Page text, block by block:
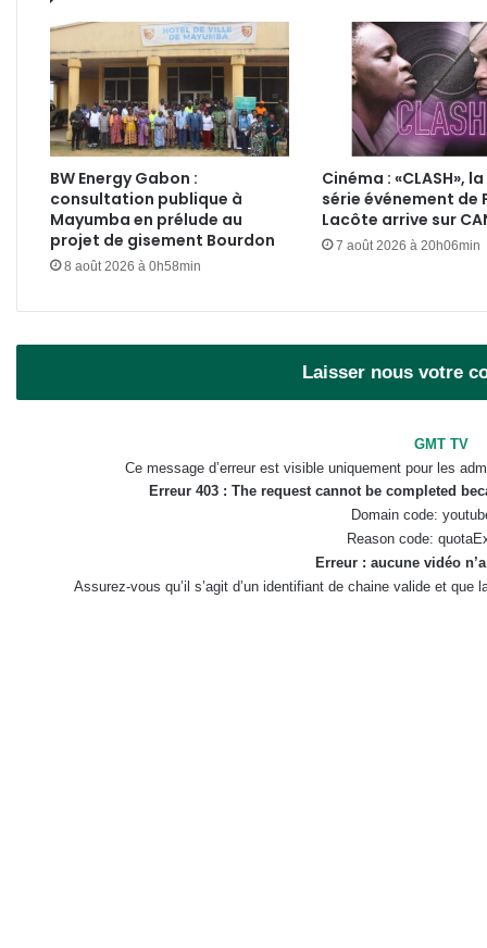
BW Energy Gabon :
consultation publique à
Mayumba en prélude au
projet de gisement Bourdon
8 août 2026 à 0h58min
Cinéma : «CLASH»,
série événement de
Lacôte arrive sur
7 août 2026 à 20h06min
Laisser nous votre
GMT TV
Ce message d’erreur est visible uniquement pour les
Erreur 403 : The request cannot be completed
Domain code:
Reason code:
Erreur : aucune vidéo
Assurez-vous qu’il s’agit d’un identifiant de chaine valide et